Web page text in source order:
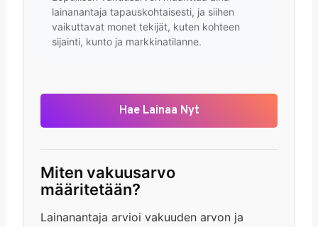
lainanantaja tapauskohtaisesti, ja siihen
vaikuttavat monet tekijät, kuten kohteen
sijainti, kunto ja markkinatilanne.
Hae Lainaa Nyt
Miten vakuusarvo
määritetään?
Lainanantaja arvioi vakuuden arvon ja